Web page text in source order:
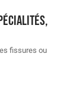
fissures ou